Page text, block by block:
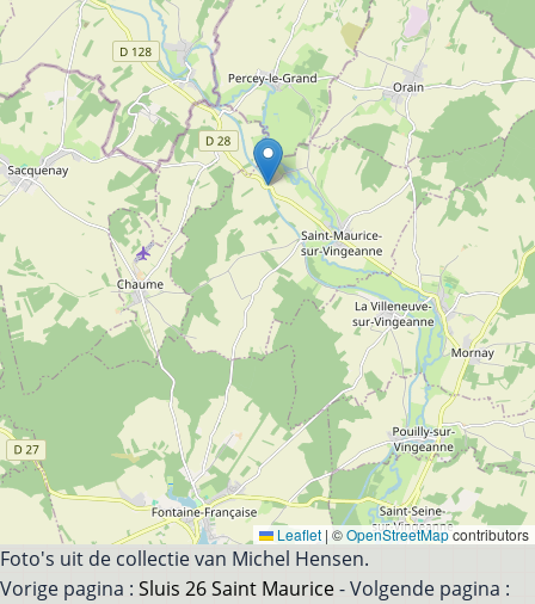
Leaflet | ©OpenStreetMapcontributors
Foto's uit de collectie van Michel Hensen.
Vorige pagina : Sluis 26 Saint Maurice- Volgende pagina :